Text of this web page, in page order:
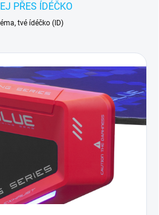
PŘES ÍDÉČKO
tvé ídéčko (ID)